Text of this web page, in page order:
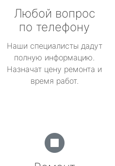
Любой вопрос
по телефону
Наши специалисты дадут
полную информацию.
Назначат цену ремонта и
время работ.